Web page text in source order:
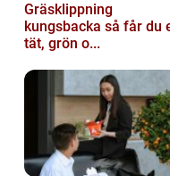
Gräsklippning
kungsbacka så får du en
tät, grön o...